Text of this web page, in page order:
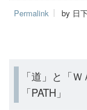
Permalink by 日
「道」と「
「PATH」